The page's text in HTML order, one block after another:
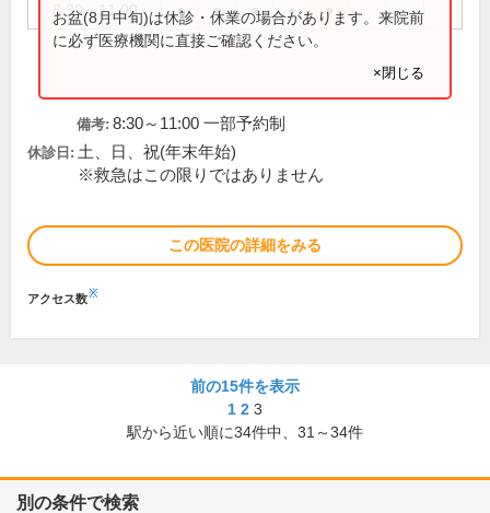
8:30～11:00 ● ● ● ● ●
お盆(8月中旬)は休診・休業の場合があります。来院前
に必ず医療機関に直接ご確認ください。
×閉じる
備考: 8:30～11:00 一部予約制
休診日: 土、日、祝(年末年始)
※救急はこの限りではありません
この医院の詳細をみる
アクセス数※
前の15件を表示
1 2 3
駅から近い順に34件中、 31～34件
別の条件で検索